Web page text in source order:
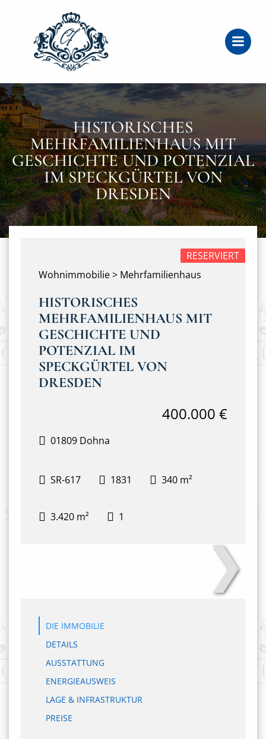
HISTORISCHES
MEHRFAMILIENHAUS MIT
GESCHICHTE UND POTENZIAL
IM SPECKGÜRTEL VON
DRESDEN
Wohnimmobilie > Mehrfamilienhaus
RESERVIERT
HISTORISCHES
MEHRFAMILIENHAUS MIT
GESCHICHTE UND
POTENZIAL IM
SPECKGÜRTEL VON
DRESDEN
01809 Dohna
400.000 €
SR-617 1831 340 m²
3.420 m² 1
❯
DIE IMMOBILIE
DETAILS
AUSSTATTUNG
ENERGIEAUSWEIS
LAGE & INFRASTRUKTUR
PREISE